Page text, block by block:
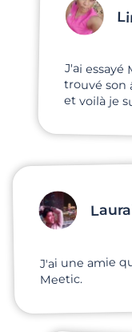
J'ai
trouvé son
et voilà je
J'ai une amie
Meetic.